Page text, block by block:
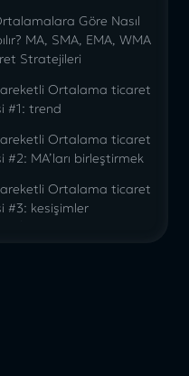
Göre Nasıl
MA, SMA, EMA, WMA
Stratejileri
Ortalama ticaret
#1: trend
Ortalama ticaret
#2: MA’ları birleştirmek
Ortalama ticaret
#3: kesişimler